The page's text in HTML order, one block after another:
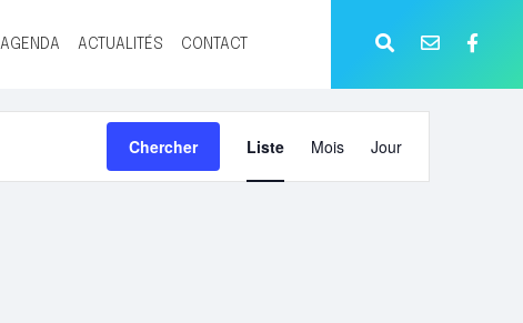
AGENDA ACTUALITÉS CONTACT
Chercher Liste Mois Jour